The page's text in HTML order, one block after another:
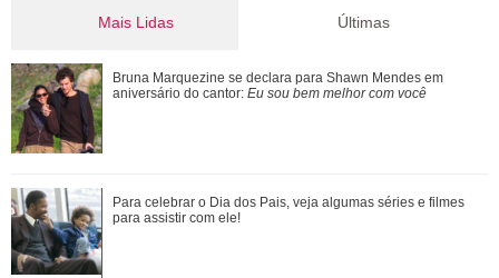
Mais Lidas
Morre pai de Lionel Messi aos 68 anos de idade
Ana Castela responde recado de Zé Felipe em show: Um
goiano me mandou um abraço ontem
Últimas
Bruna Marquezine se declara para Shawn Mendes em
aniversário do cantor: Eu sou bem melhor com você
Para celebrar o Dia dos Pais, veja algumas séries e filmes
para assistir com ele!